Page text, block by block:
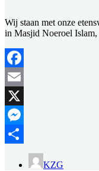
Wij staan met onze
in Masjid Noeroel Islam,
Facebook
Email
X
Messenger
KZG